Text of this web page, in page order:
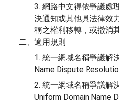
3. 網路中文得依爭議處
決通知或其他具法律效
稱之權利移轉，或撤消
二、適用規則
1. 統一網域名稱爭議解
Name Dispute
2. 統一網域名稱爭議解
Uniform Domain Name